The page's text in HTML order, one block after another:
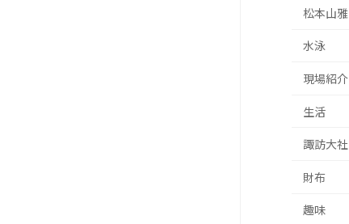
松本山雅
水泳
現場紹介
生活
諏訪大社
財布
趣味